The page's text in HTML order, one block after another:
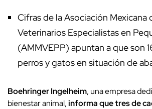
Cifras de la Asociación Mexicana
Veterinarios Especialistas en
(AMMVEPP) apuntan a que son
perros y gatos en situación de
Boehringer Ingelheim, una empresa
bienestar animal,informa que tres de